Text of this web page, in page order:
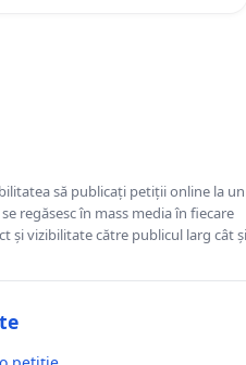
să publicați petiții online la un
regăsesc în mass media în fiecare
și vizibilitate către publicul larg cât și